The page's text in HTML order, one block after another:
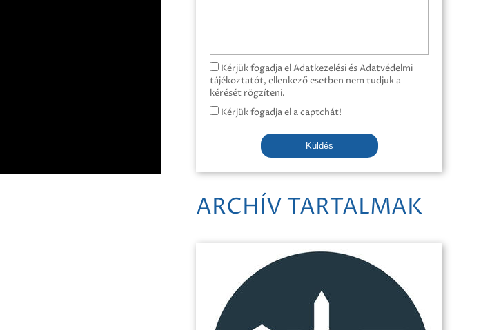
Kérjük fogadja el Adatkezelési és Adatvédelmi
tájékoztatót, ellenkező esetben nem tudjuk a
kérését rögzíteni.
Kérjük fogadja el a captchát!
Küldés
ARCHÍV TARTALMAK